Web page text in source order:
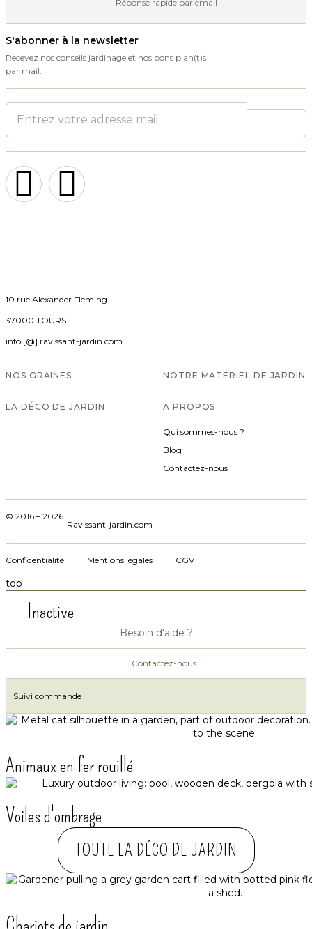
Réponse rapide par email
S'abonner à la newsletter
Recevez nos conseils jardinage et nos bons plan(t)s
par mail.
10 rue Alexander Fleming
37000 TOURS
info [@] ravissant-jardin.com
NOS GRAINES NOTRE MATÉRIEL DE JARDIN
LA DÉCO DE JARDIN A PROPOS
Qui sommes-nous ?
Blog
Contactez-nous
© 2016 – 2026
Ravissant-jardin.com
Confidentialité Mentions légales CGV
top
Inactive
Besoin d'aide ?
Contactez-nous
Suivi commande
Animaux en fer rouillé
Voiles d'ombrage
TOUTE LA DÉCO DE JARDIN